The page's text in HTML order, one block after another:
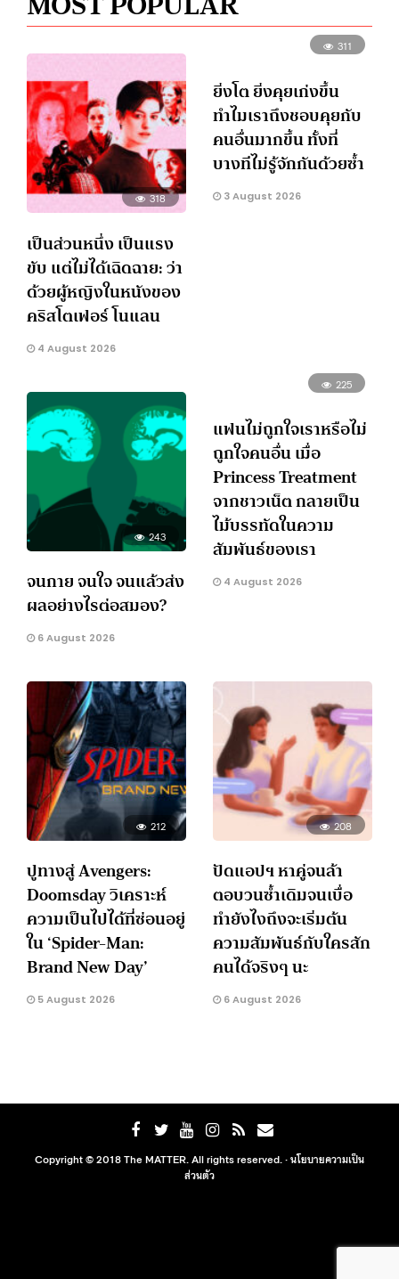
318
เป็นส่วนหนึ่ง เป็นแรง
ขับ แต่ไม่ได้เฉิดฉาย: ว่า
ด้วยผู้หญิงในหนังของ
คริสโตเฟอร์ โนแลน
4 August 2026
311
ยิ่งโต ยิ่งคุยเก่งขึ้น
ทำไมเราถึงชอบคุยกับ
คนอื่นมากขึ้น ทั้งที่
บางทีไม่รู้จักกันด้วยซ้ำ
3 August 2026
243
จนกาย จนใจ จนแล้วส่ง
ผลอย่างไรต่อสมอง?
6 August 2026
225
แฟนไม่ถูกใจเราหรือไม่
ถูกใจคนอื่น เมื่อ
Princess Treatment
จากชาวเน็ต กลายเป็น
ไม้บรรทัดในความ
สัมพันธ์ของเรา
4 August 2026
212
ปูทางสู่ Avengers:
Doomsday วิเคราะห์
ความเป็นไปได้ที่ซ่อนอยู่
ใน ‘Spider-Man:
Brand New Day’
5 August 2026
208
ปัดแอปฯ หาคู่จนล้า
ตอบวนซ้ำเดิมจนเบื่อ
ทำยังไงถึงจะเริ่มต้น
ความสัมพันธ์กับใครสัก
คนได้จริงๆ นะ
6 August 2026
Copyright © 2018 The MATTER. All rights reserved. ·นโยบายความเป็น
ส่วนตัว